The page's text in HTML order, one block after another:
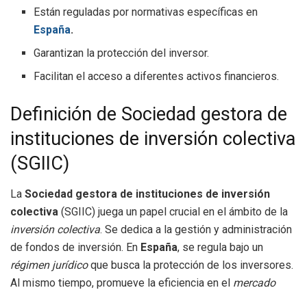
Están reguladas por normativas específicas en
España.
Garantizan la protección del inversor.
Facilitan el acceso a diferentes activos financieros.
Definición de Sociedad gestora de
instituciones de inversión colectiva
(SGIIC)
La Sociedad gestora de instituciones de inversión
colectiva (SGIIC) juega un papel crucial en el ámbito de la
inversión colectiva. Se dedica a la gestión y administración
de fondos de inversión. En España, se regula bajo un
régimen jurídicoque busca la protección de los inversores.
Al mismo tiempo, promueve la eficiencia en el mercado